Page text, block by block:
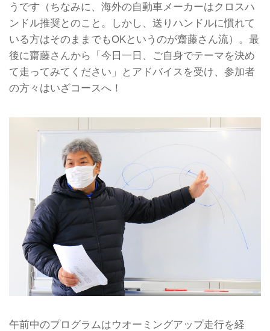
うです（ちなみに、海外の自動車メーカーはクロスハ
ンドル推奨とのこと。しかし、送りハンドルに慣れて
いる方はそのままでもOKというのが齋藤さん流）。最
後に齋藤さんから「今日一日、ご自身でテーマを決め
て走ってみてください」とアドバイスを受け、参加者
の方々はいざコースへ！
午前中のプログラムはウオーミングアップ走行を経